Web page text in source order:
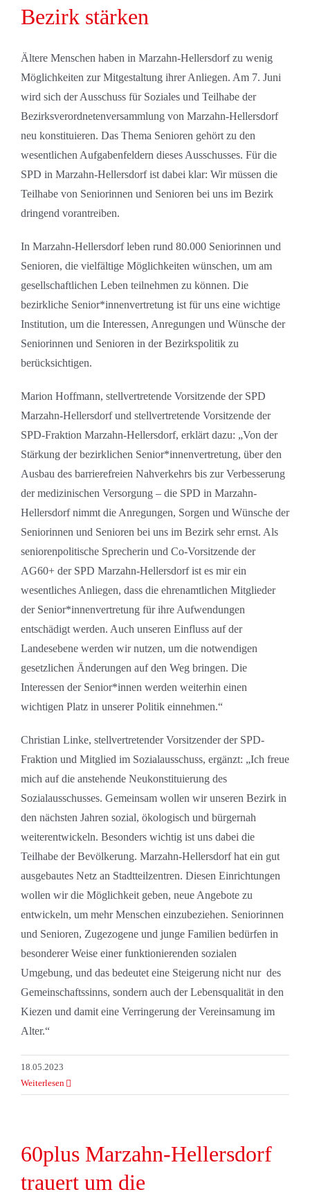
Bezirk stärken
Ältere Menschen haben in Marzahn-Hellersdorf zu wenig
Möglichkeiten zur Mitgestaltung ihrer Anliegen. Am 7. Juni
wird sich der Ausschuss für Soziales und Teilhabe der
Bezirksverordnetenversammlung von Marzahn-Hellersdorf
neu konstituieren. Das Thema Senioren gehört zu den
wesentlichen Aufgabenfeldern dieses Ausschusses. Für die
SPD in Marzahn-Hellersdorf ist dabei klar: Wir müssen die
Teilhabe von Seniorinnen und Senioren bei uns im Bezirk
dringend vorantreiben.
In Marzahn-Hellersdorf leben rund 80.000 Seniorinnen und
Senioren, die vielfältige Möglichkeiten wünschen, um am
gesellschaftlichen Leben teilnehmen zu können. Die
bezirkliche Senior*innenvertretung ist für uns eine wichtige
Institution, um die Interessen, Anregungen und Wünsche der
Seniorinnen und Senioren in der Bezirkspolitik zu
berücksichtigen.
Marion Hoffmann, stellvertretende Vorsitzende der SPD
Marzahn-Hellersdorf und stellvertretende Vorsitzende der
SPD-Fraktion Marzahn-Hellersdorf, erklärt dazu: „Von der
Stärkung der bezirklichen Senior*innenvertretung, über den
Ausbau des barrierefreien Nahverkehrs bis zur Verbesserung
der medizinischen Versorgung – die SPD in Marzahn-
Hellersdorf nimmt die Anregungen, Sorgen und Wünsche der
Seniorinnen und Senioren bei uns im Bezirk sehr ernst. Als
seniorenpolitische Sprecherin und Co-Vorsitzende der
AG60+ der SPD Marzahn-Hellersdorf ist es mir ein
wesentliches Anliegen, dass die ehrenamtlichen Mitglieder
der Senior*innenvertretung für ihre Aufwendungen
entschädigt werden. Auch unseren Einfluss auf der
Landesebene werden wir nutzen, um die notwendigen
gesetzlichen Änderungen auf den Weg bringen. Die
Interessen der Senior*innen werden weiterhin einen
wichtigen Platz in unserer Politik einnehmen.“
Christian Linke, stellvertretender Vorsitzender der SPD-
Fraktion und Mitglied im Sozialausschuss, ergänzt: „Ich freue
mich auf die anstehende Neukonstituierung des
Sozialausschusses. Gemeinsam wollen wir unseren Bezirk in
den nächsten Jahren sozial, ökologisch und bürgernah
weiterentwickeln. Besonders wichtig ist uns dabei die
Teilhabe der Bevölkerung. Marzahn-Hellersdorf hat ein gut
ausgebautes Netz an Stadtteilzentren. Diesen Einrichtungen
wollen wir die Möglichkeit geben, neue Angebote zu
entwickeln, um mehr Menschen einzubeziehen. Seniorinnen
und Senioren, Zugezogene und junge Familien bedürfen in
besonderer Weise einer funktionierenden sozialen
Umgebung, und das bedeutet eine Steigerung nicht nur des
Gemeinschaftssinns, sondern auch der Lebensqualität in den
Kiezen und damit eine Verringerung der Vereinsamung im
Alter.“
18.05.2023
Weiterlesen
60plus Marzahn-Hellersdorf
trauert um die